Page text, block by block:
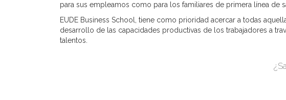
para sus empleamos como para los familiares de primera línea de
EUDE Business School, tiene como prioridad acercar a todas
desarrollo de las capacidades productivas de los trabajadores a
talentos.